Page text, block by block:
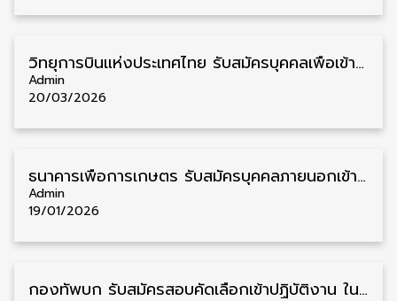
วิทยุการบินแห่งประเทศไทย รับสมัครบุคคลเพื่อเข้าปฏิบัติงาน วุฒิ ป.ตรี 64 อัตรา รับสมัครตั้งแต่บัดนี้ – 10 เมษายน
Admin
20/03/2026
ธนาคารเพื่อการเกษตร รับสมัครบุคคลภายนอกเข้าปฏิบัติงาน วุฒิ ป.ตรี 36 อัตรา รับสมัคร 14 – 21 มกราคม
Admin
19/01/2026
กองทัพบก รับสมัครสอบคัดเลือกเข้าปฏิบัติงาน ในกองทัพบก เป็นนายทหารประทวน 2,350 อัตรา รับสมัคร 1 ธันวาคม – 14 มกราคม